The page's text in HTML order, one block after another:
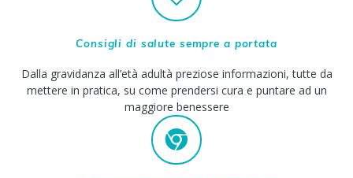
Consigli di salute sempre a portata
Dalla gravidanza all’età adultà preziose informazioni, tutte da
mettere in pratica, su come prendersi cura e puntare ad un
maggiore benessere